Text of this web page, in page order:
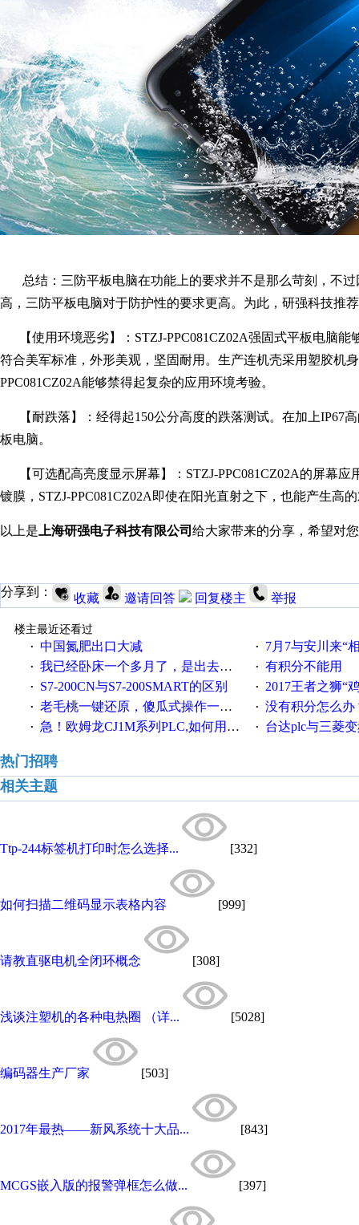
总结：三防平板电脑在功能上的要求并不是那么苛刻，不过
高，三防平板电脑对于防护性的要求更高。为此，研强科技推
【使用环境恶劣】：STZJ-PPC081CZ02A强固式平板电脑能
符合美军标准，外形美观，坚固耐用。生产连机壳采用塑胶机
PPC081CZ02A能够禁得起复杂的应用环境考验。
【耐跌落】：经得起150公分高度的跌落测试。在加上IP67
板电脑。
【可选配高亮度显示屏幕】：STZJ-PPC081CZ02A的屏幕
镀膜， STZJ-PPC081CZ02A 即使在阳光直射之下，也能产生高
以上是 上海研强电子科技有限公司 给大家带来的分享，希望对
分享到： 收藏 邀请回答 回复楼主 举报
楼主最近还看过
· 中国氮肥出口大减 · 7月7与安川来“
· 我已经卧床一个多月了，是出去安装机械手在高速遭遇车祸所致:大家工作都要特别注意啊 · 有积分不能用
· S7-200CN与S7-200SMART的区别 · 2017王者之狮“鸡”情签到
· 老毛桃一键还原，傻瓜式操作一键轻松备份还原；程序为向导式安装，一键即可实现自动备份或还原系统。 · 没有积分怎么办
· 急！欧姆龙CJ1M系列PLC,如何用时间控制变频器。要求时间在组态王中可以自由输入！拜托各位大神了！ · 台达plc与三菱
热门招聘
相关主题
Ttp-244标签机打印时怎么选择... [332]
如何扫描二维码显示表格内容 [999]
请教直驱电机全闭环概念 [308]
浅谈注塑机的各种电热圈 （详... [5028]
编码器生产厂家 [503]
2017年最热——新风系统十大品... [843]
MCGS嵌入版的报警弹框怎么做... [397]